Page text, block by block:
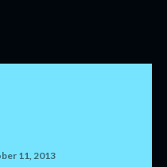
11, 2013